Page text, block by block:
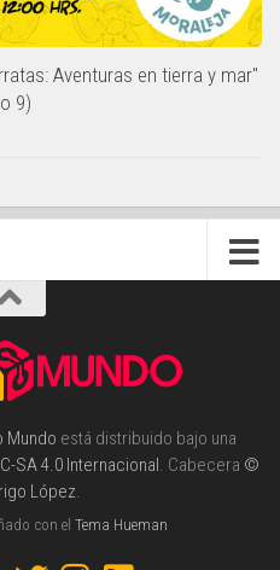
Aventuras en tierra y mar"
9)
Mundo está distribuido bajo una
SA 4.0 Internacional. Cabecera ©
López.
con elTema Hueman